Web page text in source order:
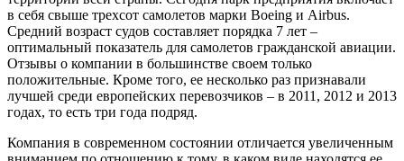
в себя свыше трехсот самолетов марки Boeing и Airbus.
Средний возраст судов составляет порядка 7 лет –
оптимальный показатель для самолетов гражданской авиации.
Отзывы о компании в большинстве своем только
положительные. Кроме того, ее несколько раз признавали
лучшей среди европейских перевозчиков – в 2011, 2012 и 2013
годах, то есть три года подряд.
Компания в современном состоянии отличается увеличенным